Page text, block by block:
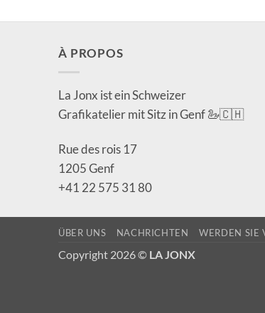
À PROPOS
La Jonx ist ein Schweizer
Grafikatelier mit Sitz in Genf 🦢🇨🇭
Rue des rois 17
1205 Genf
+41 22 575 31 80
ÜBER UNS NACHRICHTEN WERDEN SIE
Copyright 2026 © LA JONX